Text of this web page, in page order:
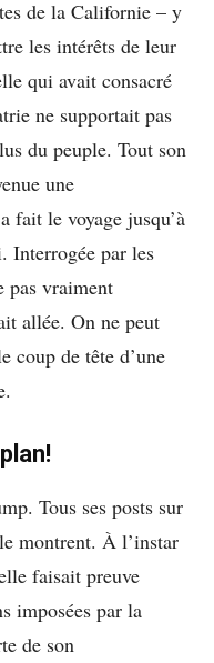
de la Californie – y
les intérêts de leur
qui avait consacré
ne supportait pas
du peuple. Tout son
une
fait le voyage jusqu’à
Interrogée par les
pas vraiment
allée. On ne peut
coup de tête d’une
Tous ses posts sur
montrent. À l’instar
faisait preuve
imposées par la
de son